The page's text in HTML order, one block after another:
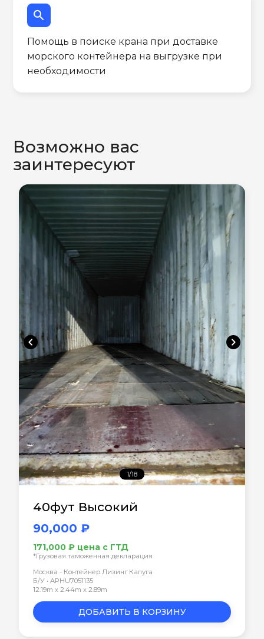
search
Помощь в поиске крана при доставке
морского контейнера на выгрузке при
необходимости
Возможно вас
заинтересуют
chevron_left chevron_right
1/18
40фут Высокий
90,000 ₽
171,000 ₽ цена с ГТД
*Грузовая таможенная декларация
Москва - Контейнер Лизинг Калуга
Б/У • APHU7051135
12.19m x 2.44m x 2.89m
ДОБАВИТЬ В КОРЗИНУ